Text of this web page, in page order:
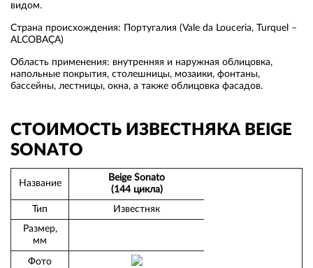
видом.
Страна происхождения: Португалия (Vale da Louceria, Turquel –
ALCOBAÇA)
Область применения: внутренняя и наружная облицовка,
напольные покрытия, столешницы, мозаики, фонтаны,
бассейны, лестницы, окна, а также облицовка фасадов.
СТОИМОСТЬ ИЗВЕСТНЯКА BEIGE
SONATO
Название
Beige Sonato
(144 цикла)
Тип
Известняк
Размер,
мм
Фото